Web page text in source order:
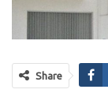
Share